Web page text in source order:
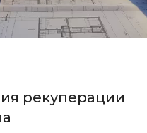
рекуперации